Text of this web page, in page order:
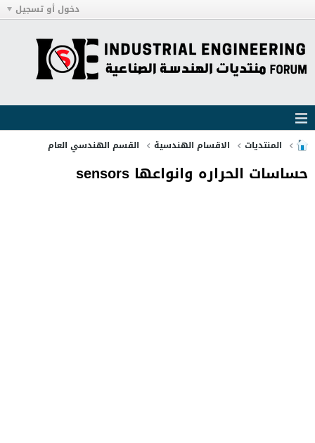
دخول أو تسجيل
المنتديات الاقسام الهندسية القسم الهندسي العام
حساسات الحراره وانواعها sensors